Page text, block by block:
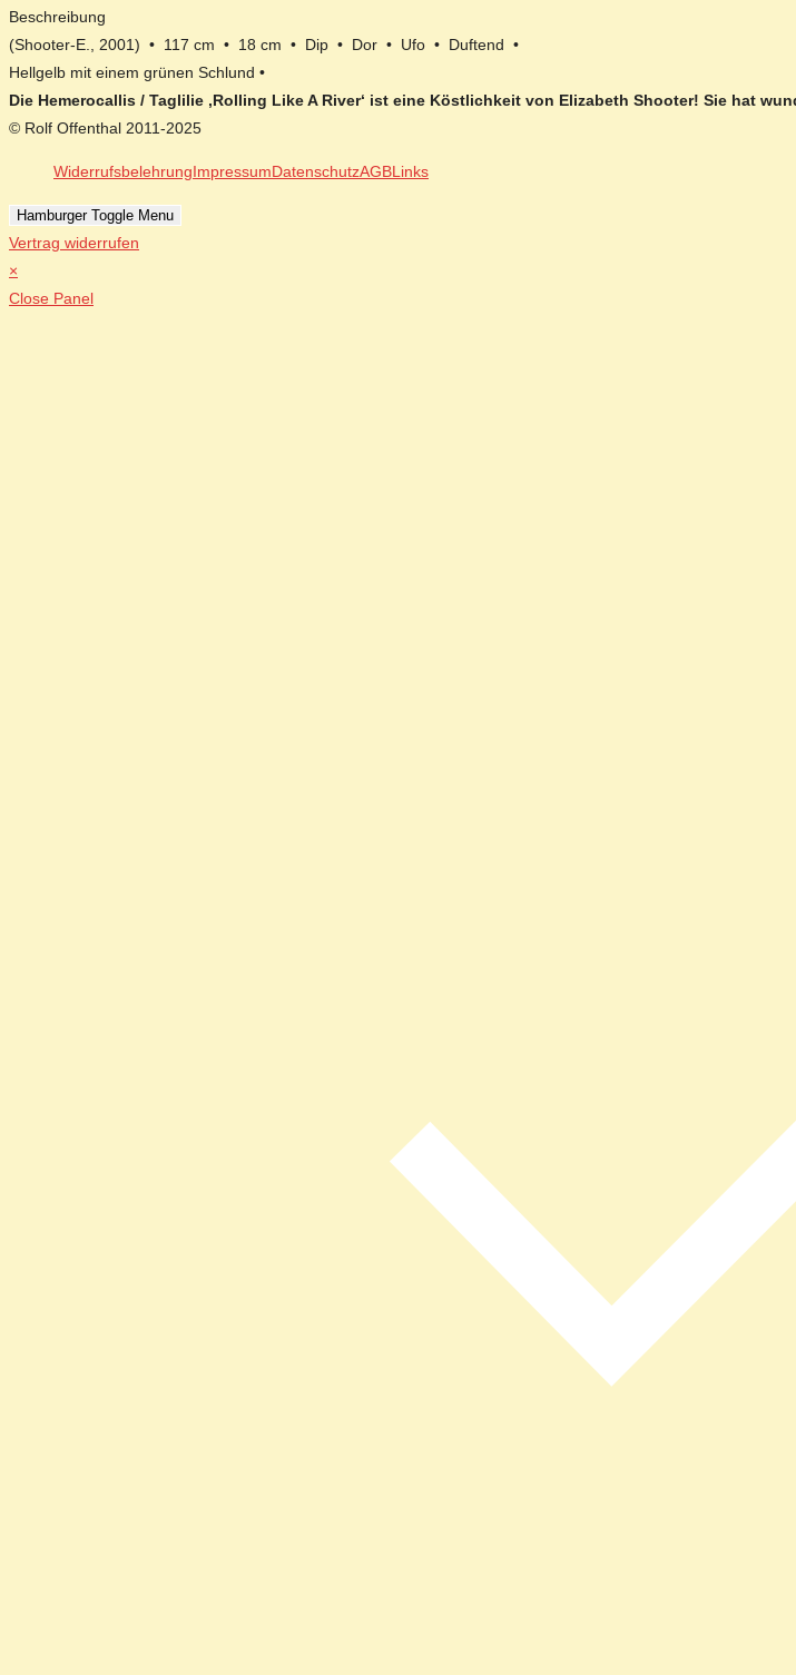
Beschreibung
(Shooter-E., 2001) • 117 cm • 18 cm • Dip • Dor • Ufo • Duftend •
Hellgelb mit einem grünen Schlund •
Die Hemerocallis / Taglilie ‚Rolling Like A River‘ ist eine Köstlichkeit von Elizabeth Shooter! Sie hat
© Rolf Offenthal 2011-2025
WiderrufsbelehrungImpressumDatenschutzAGBLinks
Hamburger Toggle Menu
Vertrag widerrufen
×
Close Panel